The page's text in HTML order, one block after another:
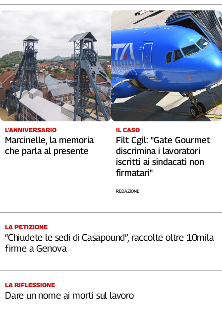
L'ANNIVERSARIO
Marcinelle, la memoria
che parla al presente
IL CASO
Filt Cgil: "Gate Gourmet
discrimina i lavoratori
iscritti ai sindacati non
firmatari"
REDAZIONE
LA PETIZIONE
“Chiudete le sedi di Casapound”, raccolte oltre 10mila
firme a Genova
LA RIFLESSIONE
Dare un nome ai morti sul lavoro